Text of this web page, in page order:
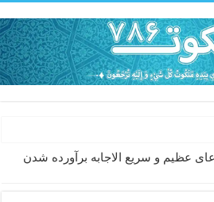
در سفر – دعای دفع بلا در قرآن
– ذکر قوی برای جلوگیری از اندوه و
عظیم و سریع الاجابه برآورده شدن